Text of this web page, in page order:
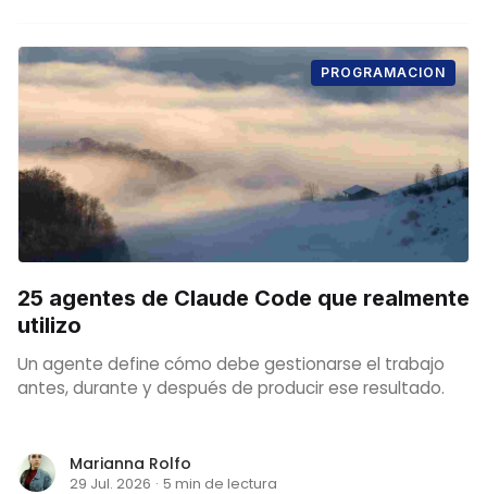
PROGRAMACION
25 agentes de Claude Code que realmente
utilizo
Un agente define cómo debe gestionarse el trabajo
antes, durante y después de producir ese resultado.
Marianna Rolfo
29 Jul. 2026 · 5 min de lectura